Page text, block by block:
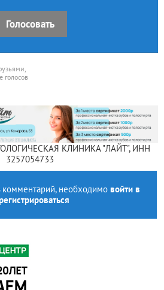
Голосовать
голосов
КЛИНИКА "ЛАЙТ", ИНН
3257054733
комментарий, необходимо войти в